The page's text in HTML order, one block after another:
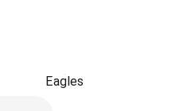
Eagles